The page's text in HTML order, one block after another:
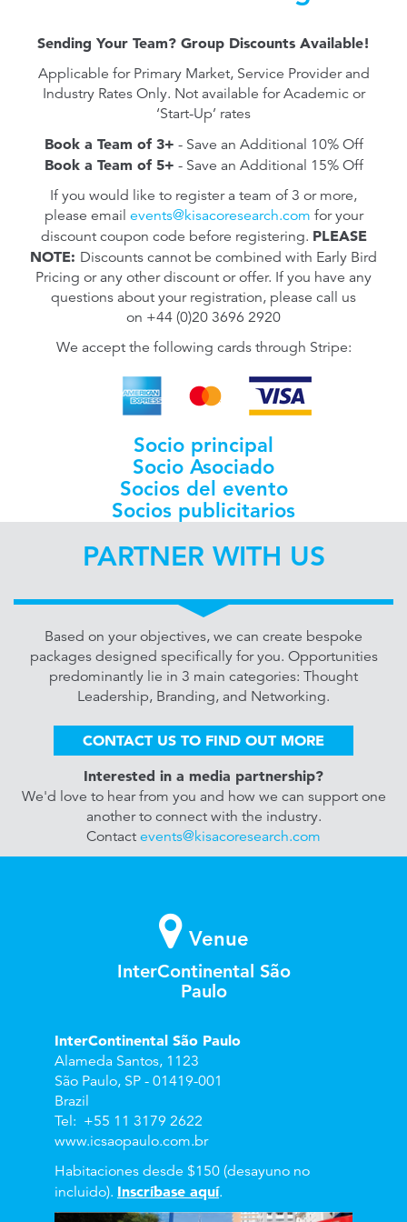
Business Development & Marketing
Strategy Director
Biogenesis Bago
General Manager, Head of M&A, Latin
America
Sending Your Team? Group Discounts Available!
Applicable for Primary Market, Service Provider and
Industry Rates Only. Not available for Academic or
‘Start-Up’ rates
Book a Team of 3+ - Save an Additional 10% Off
Book a Team of 5+ - Save an Additional 15% Off
If you would like to register a team of 3 or more,
please email events@kisacoresearch.com for your
discount coupon code before registering. PLEASE
NOTE: Discounts cannot be combined with Early Bird
Pricing or any other discount or offer. If you have any
questions about your registration, please call us
on +44 (0)20 3696 2920
We accept the following cards through Stripe:
Socio principal
Socio Asociado
Socios del evento
Socios publicitarios
PARTNER WITH US
Based on your objectives, we can create bespoke
packages designed specifically for you. Opportunities
predominantly lie in 3 main categories: Thought
Leadership, Branding, and Networking.
CONTACT US TO FIND OUT MORE
Interested in a media partnership?
We'd love to hear from you and how we can support one
another to connect with the industry.
Contact events@kisacoresearch.com
Venue
InterContinental São
Paulo
InterContinental São Paulo
Alameda Santos, 1123
São Paulo, SP - 01419-001
Brazil
Tel: +55 11 3179 2622
www.icsaopaulo.com.br
Habitaciones desde $150 (desayuno no
incluido). Inscríbase aquí.